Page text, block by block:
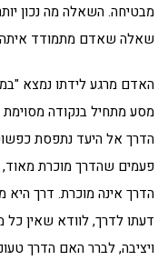
מבטיחה. השאלה מה נכון
שאלה שאדם מתמודד איתה
האדם מרגע לידתו נמצא
מסע מתחיל בנקודה מסוימת
הדרך אל היעד נתפסת
פעמים שהדרך מוכרת מאוד,
הדרך אינה מוכרת. דרך
דעתו לדרך, לוודא שאין
ויציבה, לברר האם הדרך